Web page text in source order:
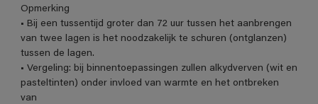
Opmerking
• Bij een tussentijd groter dan 72 uur tussen het aanbrengen
van twee lagen is het noodzakelijk te schuren (ontglanzen)
tussen de lagen.
• Vergeling: bij binnentoepassingen zullen alkydverven (wit en
pasteltinten) onder invloed van warmte en het ontbreken
van